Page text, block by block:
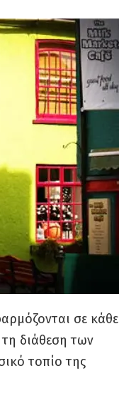
σε κάθε
διάθεση των
τοπίο της